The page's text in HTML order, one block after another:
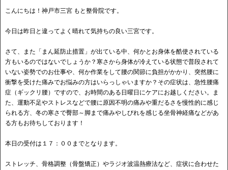
こんにちは！神戸市三宮 もと整骨院です。
今日は昨日と違ってよく晴れて気持ちの良い三宮です。
さて、また「まん延防止措置」が出ている中、何かとお身体を酷使されている
方もいるのではないでしょうか？寒さから身体が冷えている状態で普段されて
いない姿勢でのお仕事や、何か作業をして腰の関節に負担がかかり、突然腰に
衝撃を受けた痛みでお悩みの方はいらっしゃいますか？その症状は、急性腰痛
症（ギックリ腰）ですので、お時間のある日曜日にケアにお越しください。ま
た、運動不足やストレスなどで腰に原因不明の痛みや重だるさを慢性的に感じ
られる方、冬の寒さで臀部～脚まで痛みやしびれを感じる坐骨神経痛などがあ
る方もお待ちしております！
本日の受付は１７：００までとなります。
ストレッチ、骨格調整（骨盤矯正）やラジオ波温熱療法など、症状に合わせた